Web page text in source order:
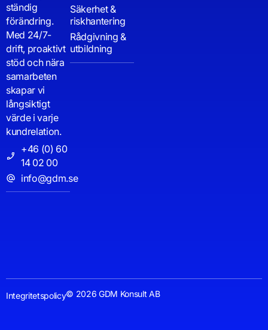
ständig
förändring.
Med 24/7-
drift, proaktivt
stöd och nära
samarbeten
skapar vi
långsiktigt
värde i varje
kundrelation.
+46 (0) 60
14 02 00
info@gdm.se
Säkerhet &
riskhantering
Rådgivning &
utbildning
© 2026 GDM Konsult AB
Integritetspolicy